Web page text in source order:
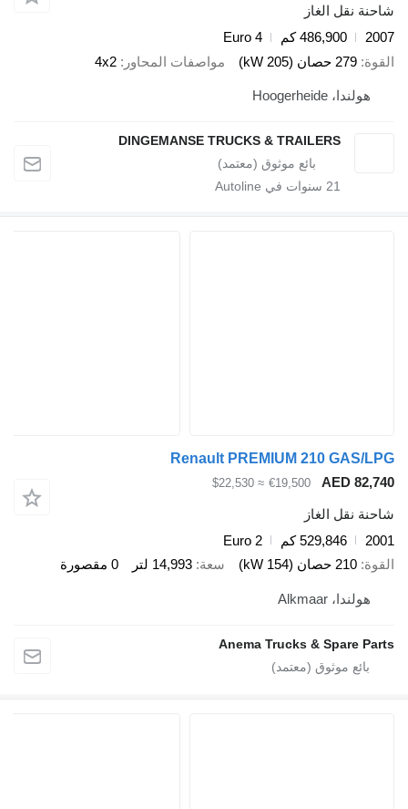
نقل الغاز
486,900 كم
Euro 4
279 حصان (205 kW) مواصفات المحاور 4x2
هولندا، Hoogerheide
DINGEMANSE TRUCKS & TRAILERS
سنوات في Autoline
Renault PREMIUM 210 GAS/
AED
€19,500
≈ $22,530
نقل الغاز
529,846 كم
Euro 2
210 حصان (154 kW) سعة 14,993 لتر
هولندا، Alkmaar
Anema Trucks & Spare